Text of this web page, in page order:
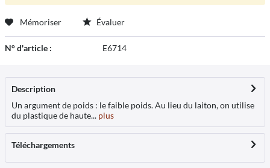
Mémoriser Évaluer
N° d'article : E6714
Description
Un argument de poids : le faible poids. Au lieu du laiton, on utilise
du plastique de haute... plus
Téléchargements